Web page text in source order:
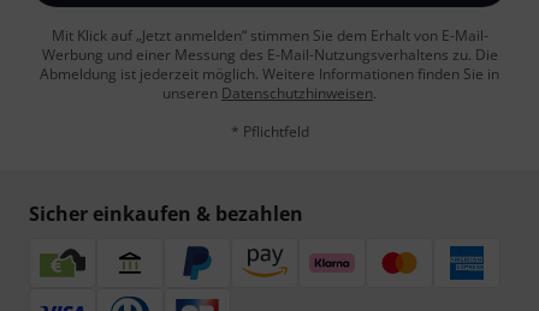
Mit Klick auf „Jetzt anmelden“ stimmen Sie dem Erhalt von E-Mail-
Werbung und einer Messung des E-Mail-Nutzungsverhaltens zu. Die
Abmeldung ist jederzeit möglich. Weitere Informationen finden Sie in
unseren Datenschutzhinweisen.
* Pflichtfeld
Sicher einkaufen & bezahlen